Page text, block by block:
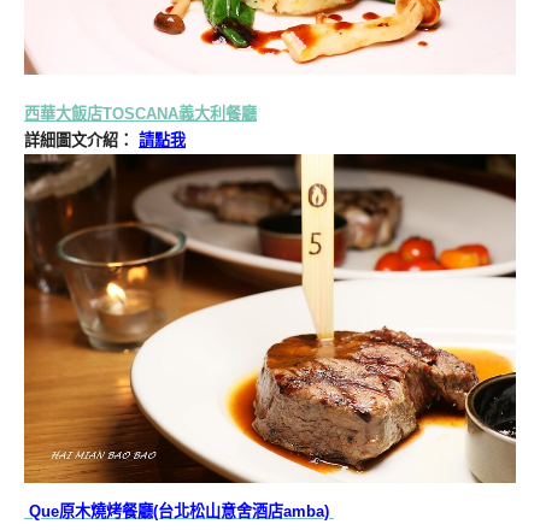
西華大飯店TOSCANA義大利餐廳
詳細圖文介紹： 請點我
Que原木燒烤餐廳(台北松山意舍酒店amba)